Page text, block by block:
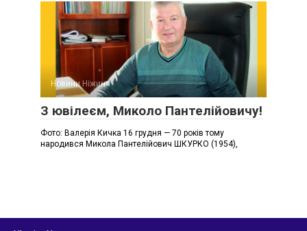
Новини Ніжина
З ювілеєм, Миколо Пантелійовичу!
Фото: Валерія Кичка 16 грудня — 70 років тому
народився Микола Пантелійович ШКУРКО (1954),